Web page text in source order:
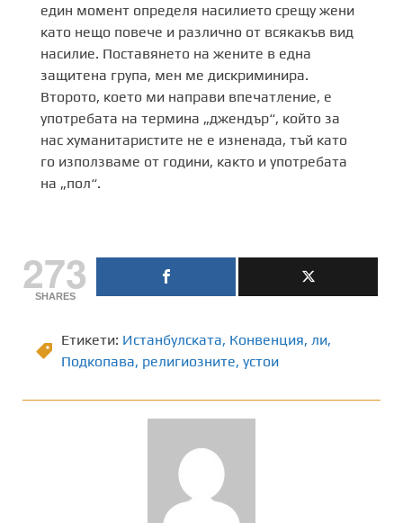
един момент определя насилието срещу жени
като нещо повече и различно от всякакъв вид
насилие. Поставянето на жените в една
защитена група, мен ме дискриминира.
Второто, което ми направи впечатление, е
употребата на термина „джендър“, който за
нас хуманитаристите не е изненада, тъй като
го използваме от години, както и употребата
на „пол“.
273
SHARES
Етикети: Истанбулската, Конвенция, ли,
Подкопава, религиозните, устои